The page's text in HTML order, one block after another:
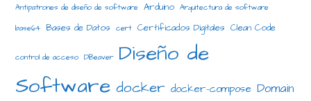
Antipatrones de diseño de software Arduino Arquitectura de software
base64 Bases de Datos cert Certificados Digitales Clean Code
control de acceso DBeaver Diseño de
Software docker docker-compose Domain